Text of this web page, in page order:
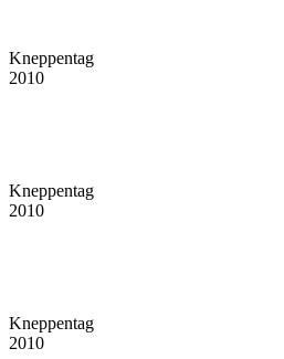
Kneppentag
2010
Kneppentag
2010
Kneppentag
2010